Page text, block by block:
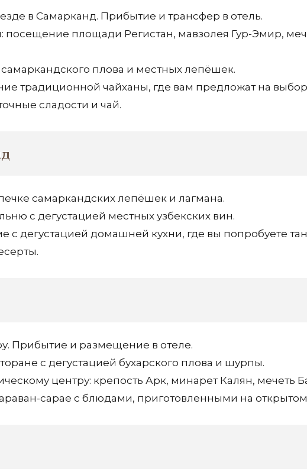
в Самарканд. Прибытие и трансфер в отель.
посещение площади Регистан, мавзолея Гур-Эмир,
плова и местных лепёшек.
традиционной чайханы, где вам предложат на выбор
сладости и чай.
самаркандских лепёшек и лагмана.
с дегустацией местных узбекских вин.
с дегустацией домашней кухни, где вы попробуете
Прибытие и размещение в отеле.
с дегустацией бухарского плова и шурпы.
центру: крепость Арк, минарет Калян, мечеть
сарае с блюдами, приготовленными на открытом